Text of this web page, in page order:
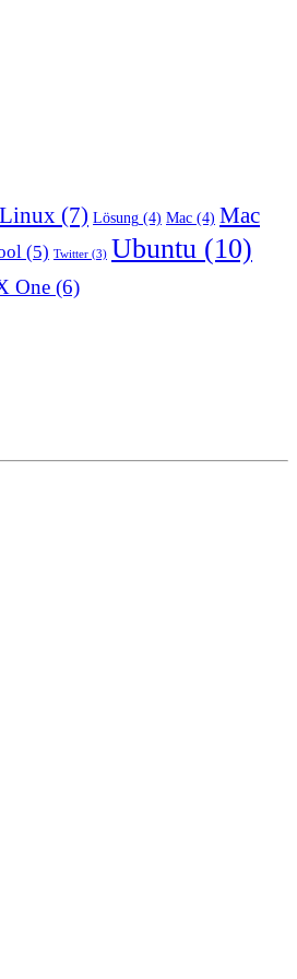
Linux (7) Lösung (4) Mac (4) Mac
(5) Twitter (3) Ubuntu (10)
One (6)